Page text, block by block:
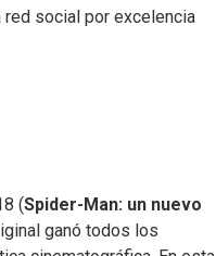
red social por excelencia
(Spider-Man: un nuevo
ganó todos los